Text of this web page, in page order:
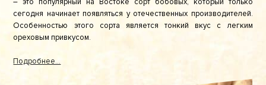
– это популярный на Востоке сорт бобовых, который только
сегодня начинает появляться у отечественных производителей.
Особенностью этого сорта является тонкий вкус с легким
ореховым привкусом.
Подробнее...